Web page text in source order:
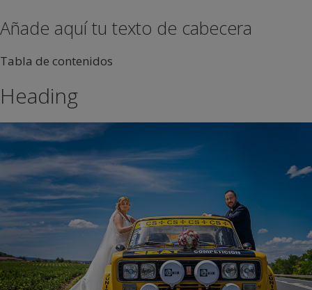
Añade aquí tu texto de cabecera
Tabla de contenidos
Heading